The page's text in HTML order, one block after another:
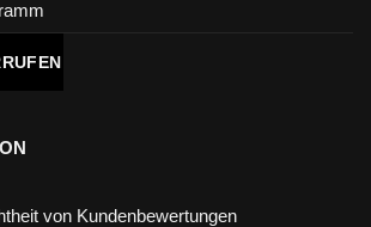
von Kundenbewertungen